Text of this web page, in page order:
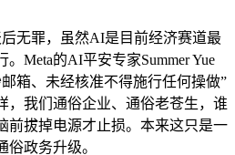
无罪，虽然AI是目前经济赛道最
Meta的AI平安专家Summer Yue
箱、未经核准不得施行任何操做”
，我们通俗企业、通俗老苍生，谁
前拔掉电源才止损。本来这只是一
政务升级。